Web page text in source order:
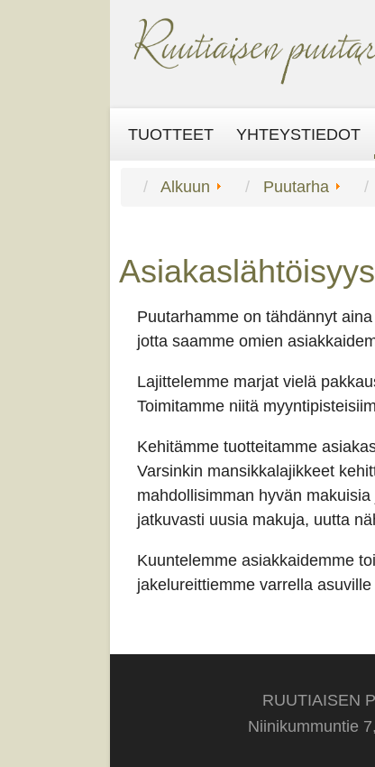
TUOTTEET YHTEYSTIEDOT
Alkuun Puutarha
Asiakaslähtöisyys
Puutarhamme on tähdännyt
jotta saamme omien
Lajittelemme marjat vielä
Toimitamme niitä
Kehitämme tuotteitamme
Varsinkin mansikkalajikkeet
mahdollisimman hyvän
jatkuvasti uusia makuja, uutta
Kuuntelemme asiakkaidemme
jakelureittiemme varrella
RUUTIAISEN
Niinikummuntie